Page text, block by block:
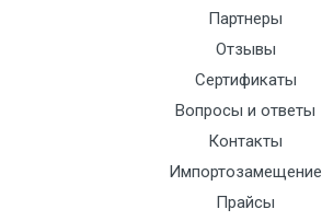
Стоимость поверки:
1930
Кол-во каналов:
t, С:
Питание:
Сталь:
Партнеры
Отзывы
Сертификаты
Вопросы и ответы
Контакты
Импортозамещение
Прайсы